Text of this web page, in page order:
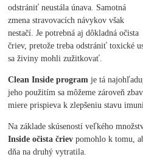
odstrániť neustála únava. Samotná
zmena stravovacích návykov však
nestačí. Je potrebná aj dôkladná očista
čriev, pretože treba odstrániť toxické
sa živiny mohli zužitkovať.
Clean Inside program je tá
jeho použitím sa môžeme zároveň
miere prispieva k zlepšeniu stavu
Na základe skúseností veľkého
Inside očista čriev pomohlo k tomu,
dňa na druhý vytratila.